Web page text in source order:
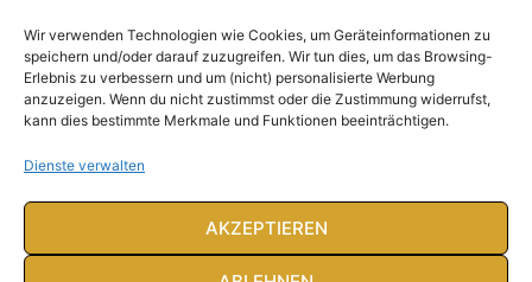
Wir verwenden Technologien wie Cookies, um Geräteinformationen zu
speichern und/oder darauf zuzugreifen. Wir tun dies, um das Browsing-
Erlebnis zu verbessern und um (nicht) personalisierte Werbung
anzuzeigen. Wenn du nicht zustimmst oder die Zustimmung widerrufst,
kann dies bestimmte Merkmale und Funktionen beeinträchtigen.
Dienste verwalten
AKZEPTIEREN
Unser Magazin
Spenden
Ausgaben
Abonnieren
Rubriken
Deutschland
Ausland
Feuilleton
Rechtliches
Rechtliche Hinweise
Impressum
Datenschutzerklärung